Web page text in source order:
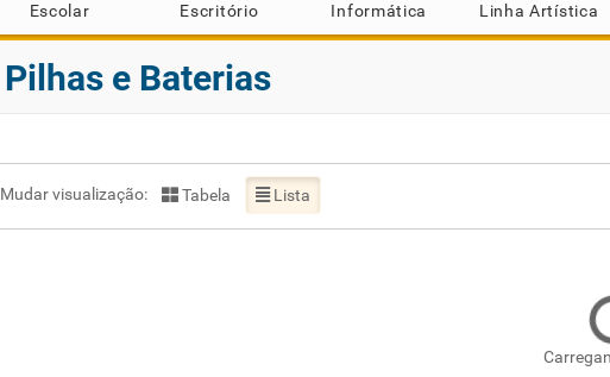
Escolar Escritório Informática Linha Artística
Pilhas e Baterias
Mudar visualização: Tabela Lista